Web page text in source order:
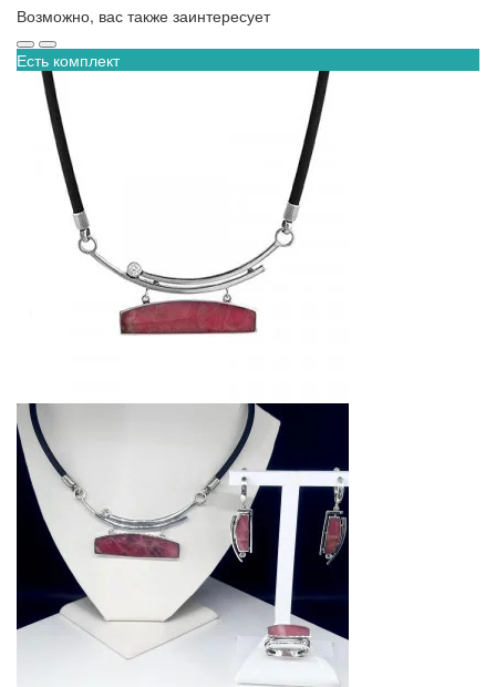
Возможно, вас также заинтересует
Есть комплект